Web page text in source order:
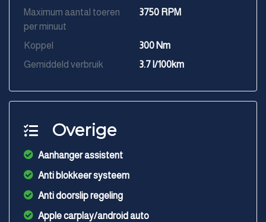
Maximum aantal toeren
per minuut
3750 RPM
Koppel
300 Nm
Gemiddeld verbruik
3.7 l/100km
Overige
Aanhanger assistent
Anti blokkeer systeem
Anti doorslip regeling
Apple carplay/android auto